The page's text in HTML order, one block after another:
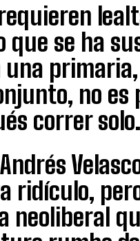
que se ha
no es
correr solo.
ridículo,